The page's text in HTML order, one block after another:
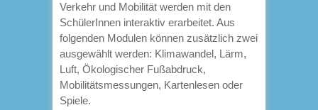
Verkehr und Mobilität werden mit den
SchülerInnen interaktiv erarbeitet. Aus
folgenden Modulen können zusätzlich zwei
ausgewählt werden: Klimawandel, Lärm,
Luft, Ökologischer Fußabdruck,
Mobilitätsmessungen, Kartenlesen oder
Spiele.